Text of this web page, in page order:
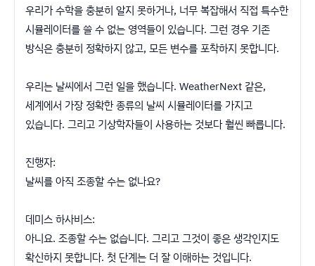
우리가 수학을 충분히 알지 못하거나, 너무 복잡해서 직접 특수한
시뮬레이터를 쓸 수 없는 영역들이 있습니다. 그런 경우 기존
방식은 충분히 정확하지 않고, 모든 변수를 포착하지 못합니다.
우리는 날씨에서 그런 일을 했습니다. WeatherNext 같은,
세계에서 가장 정확한 종류의 날씨 시뮬레이터를 가지고
있습니다. 그리고 기상학자들이 사용하는 것보다 훨씬 빠릅니다.
진행자:
날씨를 아직 조종할 수는 없나요?
데미스 하사비스:
아니요. 조종할 수는 없습니다. 그리고 그것이 좋은 생각인지도
확신하지 못합니다. 첫 단계는 더 잘 이해하는 것입니다.